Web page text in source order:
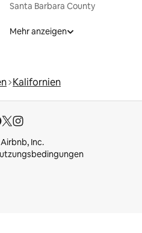
Santa Barbara County
Mehr anzeigen
Kalifornien
Inc.